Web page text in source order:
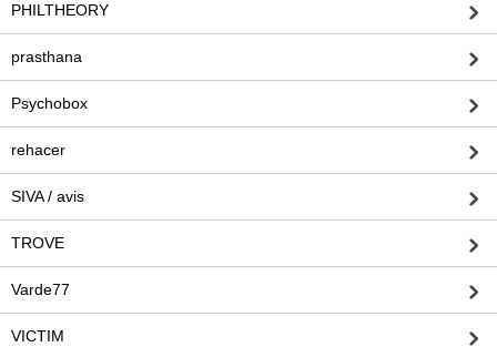
PHILTHEORY
prasthana
Psychobox
rehacer
SIVA / avis
TROVE
Varde77
VICTIM